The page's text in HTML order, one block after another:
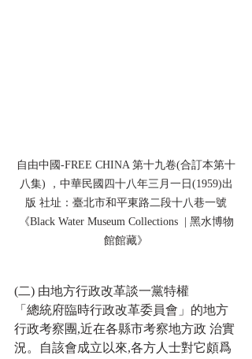
自由中國-FREE CHINA 第十九卷(合訂本第十
八集) ，中華民國四十八年三月一日(1959)出
版 社址：臺北市和平東路二段十八巷一號
《Black Water Museum Collections  | 黑水博物
館館藏》
(二) 由地方行政改革談一黨特權
「總統府臨時行政改革委員會」的地方
行政考察團,近在各縣市考察地方政 治實
況。自該會成立以來,各方人士對它頗爲